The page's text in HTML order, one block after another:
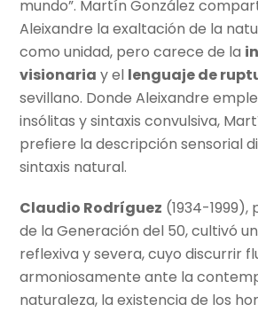
mundo”. Martín González
Aleixandre la exaltación de la
como unidad, pero carece de la
visionaria y el lenguaje de
sevillano. Donde Aleixandre
insólitas y sintaxis convulsiva,
prefiere la descripción sensorial
sintaxis natural.
Claudio Rodríguez (1934-
de la Generación del 50, cultivó
reflexiva y severa, cuyo discurrir
armoniosamente ante la
naturaleza, la existencia de los